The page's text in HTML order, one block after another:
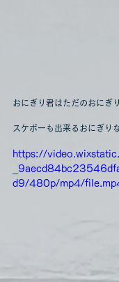
おにぎり君はただのおにぎ
スケボーも出来るおにぎり
https://
d9/480p/mp4/